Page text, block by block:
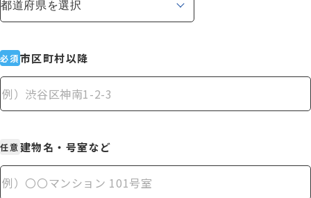
必須市区町村以降
任意建物名・号室など